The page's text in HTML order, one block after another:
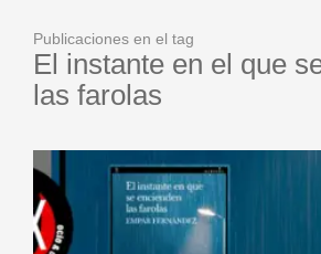
Publicaciones en el tag
El instante en el que
las farolas